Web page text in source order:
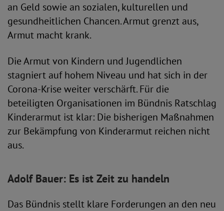
an Geld sowie an sozialen, kulturellen und
gesundheitlichen Chancen. Armut grenzt aus,
Armut macht krank.
Die Armut von Kindern und Jugendlichen
stagniert auf hohem Niveau und hat sich in der
Corona-Krise weiter verschärft. Für die
beteiligten Organisationen im Bündnis Ratschlag
Kinderarmut ist klar: Die bisherigen Maßnahmen
zur Bekämpfung von Kinderarmut reichen nicht
aus.
Adolf Bauer: Es ist Zeit zu handeln
Das Bündnis stellt klare Forderungen an den neu